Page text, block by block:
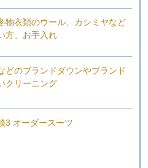
物衣類のウール、カシミヤなど
方、お手入れ
どのブランドダウンやブランド
クリーニング
3 オーダースーツ